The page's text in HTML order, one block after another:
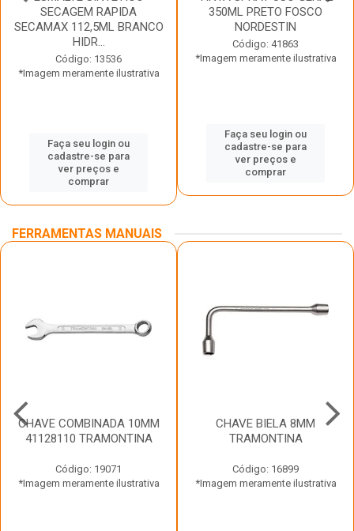
SECAGEM RAPIDA
SECAMAX 112,5ML BRANCO
HIDR...
Código: 13536
*Imagem meramente ilustrativa
Faça seu login ou
cadastre-se para
ver preços e
comprar
350ML PRETO FOSCO
NORDESTIN
Código: 41863
*Imagem meramente ilustrativa
Faça seu login ou
cadastre-se para
ver preços e
comprar
FERRAMENTAS MANUAIS
CHAVE COMBINADA 10MM
41128110 TRAMONTINA
Código: 19071
*Imagem meramente ilustrativa
CHAVE BIELA 8MM
TRAMONTINA
Código: 16899
*Imagem meramente ilustrativa